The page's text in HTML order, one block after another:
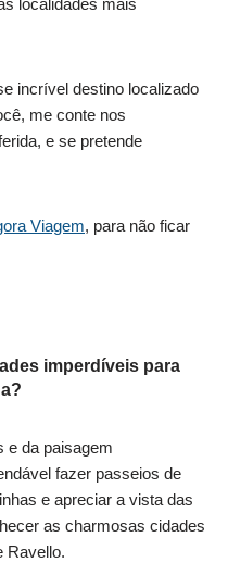
incrível destino localizado
me conte nos
e se pretende
Viagem, para não ficar
imperdíveis para
e da paisagem
fazer passeios de
e apreciar a vista das
as charmosas cidades
Ravello.